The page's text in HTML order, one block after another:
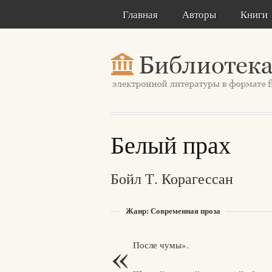
Главная Авторы Книги
Белый прах
Бойл Т. Корагессан
Жанр: Современная проза
« После чумы».